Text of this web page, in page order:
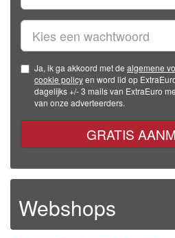
Ja, ik ga akkoord met de algemene
cookie policy
dagelijks +/- 3 mails van ExtraEuro met commerciële aanbiedingen
van onze adverteerders.
GRATIS
Webshops